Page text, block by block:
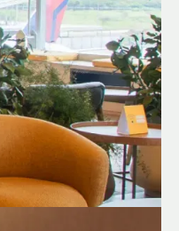
tem
e vantagens